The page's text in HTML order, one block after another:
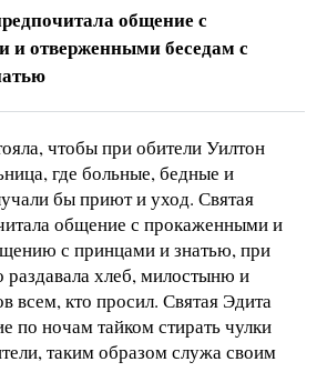
общение с
и отверженными беседам с
чтобы при обители Уилтон
где больные, бедные и
бы приют и уход. Святая
общение с прокаженными и
с принцами и знатью, при
раздавала хлеб, милостыню и
всем, кто просил. Святая Эдита
по ночам тайком стирать чулки
таким образом служа своим